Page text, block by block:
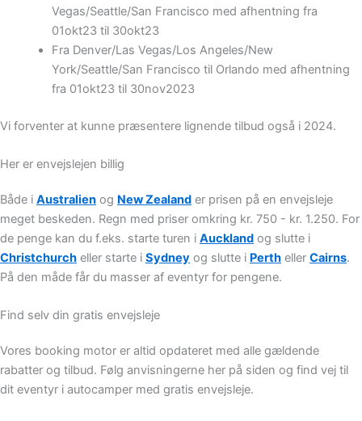
Vegas/Seattle/San Francisco med afhentning fra
01okt23 til 30okt23
Fra Denver/Las Vegas/Los Angeles/New
York/Seattle/San Francisco til Orlando med afhentning
fra 01okt23 til 30nov2023
Vi forventer at kunne præsentere lignende tilbud også i 2024.
Her er envejslejen billig
Både i Australien og New Zealand er prisen på en envejsleje
meget beskeden. Regn med priser omkring kr. 750 - kr. 1.250. For
de penge kan du f.eks. starte turen i Auckland og slutte i
Christchurch eller starte i Sydney og slutte i Perth eller Cairns.
På den måde får du masser af eventyr for pengene.
Find selv din gratis envejsleje
Vores booking motor er altid opdateret med alle gældende
rabatter og tilbud. Følg anvisningerne her på siden og find vej til
dit eventyr i autocamper med gratis envejsleje.